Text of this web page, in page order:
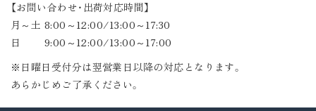
【お問い合わせ・出荷対応時間】
月～土 8:00～12:00/13:00～17:30
日 9:00～12:00/13:00～17:00
※日曜日受付分は翌営業日以降の対応となります。
あらかじめご了承ください。